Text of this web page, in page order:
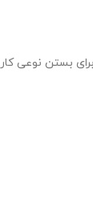
بستن نوعی